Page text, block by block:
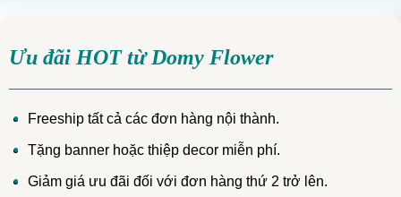
Ưu đãi HOT từ Domy Flower
Freeship tất cả các đơn hàng nội thành.
Tặng banner hoặc thiệp decor miễn phí.
Giảm giá ưu đãi đối với đơn hàng thứ 2 trở lên.